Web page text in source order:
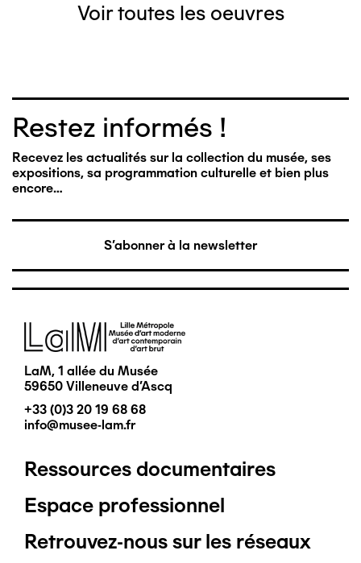
Voir toutes les oeuvres
Restez informés !
Recevez les actualités sur la collection du musée, ses
expositions, sa programmation culturelle et bien plus
encore…
S'abonner à la newsletter
Image
LaM, 1 allée du Musée
59650 Villeneuve d'Ascq
+33 (0)3 20 19 68 68
info@musee-lam.fr
Pied
de
Ressources documentaires
Espace professionnel
Retrouvez-nous sur les réseaux